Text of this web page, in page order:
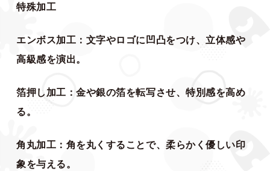
特殊加工
エンボス加工：文字やロゴに凹凸をつけ、立体感や
高級感を演出。
箔押し加工：金や銀の箔を転写させ、特別感を高め
る。
角丸加工：角を丸くすることで、柔らかく優しい印
象を与える。